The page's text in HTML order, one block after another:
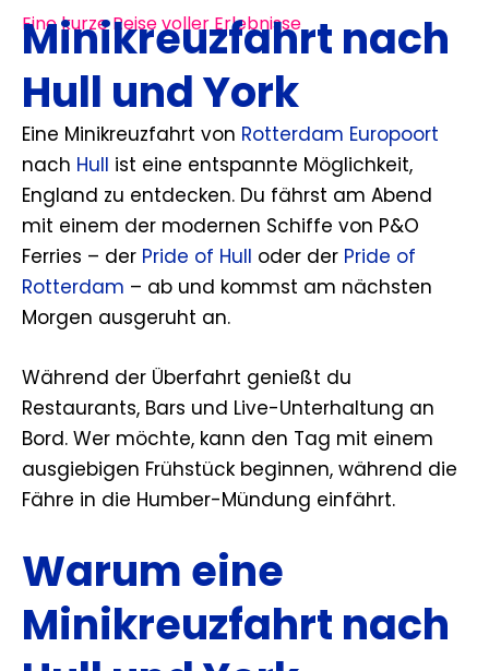
Eine kurze Reise voller Erlebnisse
Minikreuzfahrt nach
Hull und York
Eine Minikreuzfahrt von Rotterdam Europoort
nach Hull ist eine entspannte Möglichkeit,
England zu entdecken. Du fährst am Abend
mit einem der modernen Schiffe von P&O
Ferries – der Pride of Hull oder der Pride of
Rotterdam – ab und kommst am nächsten
Morgen ausgeruht an.
Während der Überfahrt genießt du
Restaurants, Bars und Live-Unterhaltung an
Bord. Wer möchte, kann den Tag mit einem
ausgiebigen Frühstück beginnen, während die
Fähre in die Humber-Mündung einfährt.
Warum eine
Minikreuzfahrt nach